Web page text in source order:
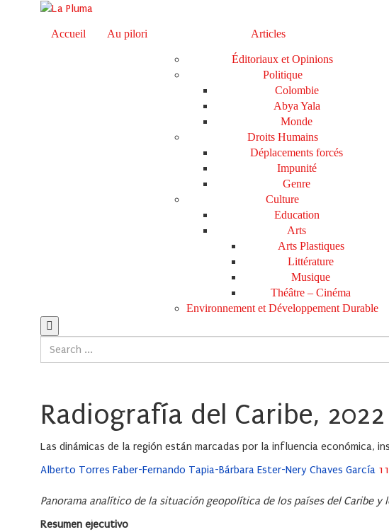
Accueil Au pilori Articles
Éditoriaux et Opinions
Politique
Colombie
Abya Yala
Monde
Droits Humains
Déplacements forcés
Impunité
Genre
Culture
Education
Arts
Arts Plastiques
Littérature
Musique
Théâtre – Cinéma
Environnement et Développement Durable
Radiografía del Caribe, 2022
Las dinámicas de la región están marcadas por la influencia económica,
Alberto Torres Faber-Fernando Tapia-Bárbara Ester-Nery Chaves García
Panorama analítico de la situación geopolítica de los países del Caribe
Resumen ejecutivo